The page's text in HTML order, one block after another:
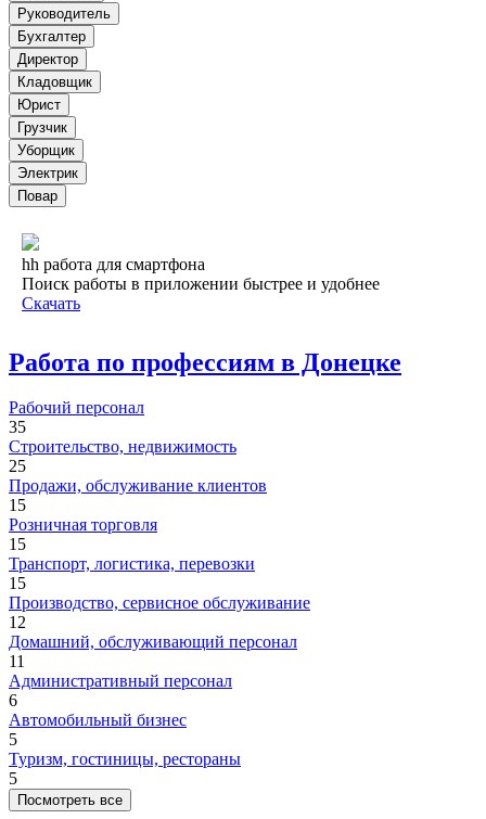
Руководитель
Бухгалтер
Директор
Кладовщик
Юрист
Грузчик
Уборщик
Электрик
Повар
hh работа для смартфона
Поиск работы в приложении быстрее и удобнее
Скачать
Работа по профессиям в Донецке
Рабочий персонал
35
Строительство, недвижимость
25
Продажи, обслуживание клиентов
15
Розничная торговля
15
Транспорт, логистика, перевозки
15
Производство, сервисное обслуживание
12
Домашний, обслуживающий персонал
11
Административный персонал
6
Автомобильный бизнес
5
Туризм, гостиницы, рестораны
5
Посмотреть все